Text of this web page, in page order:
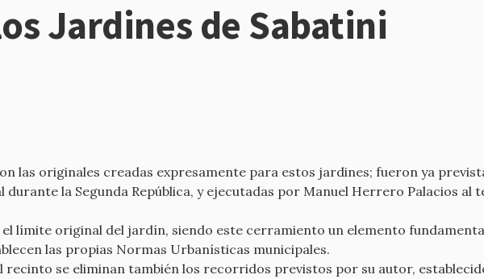
Jardines de Sabatini
las originales creadas expresamente para estos jardines; fueron ya
la Segunda República, y ejecutadas por Manuel Herrero Palacios al
límite original del jardín, siendo este cerramiento un elemento
las propias Normas Urbanísticas municipales.
recinto se eliminan también los recorridos previstos por su autor,